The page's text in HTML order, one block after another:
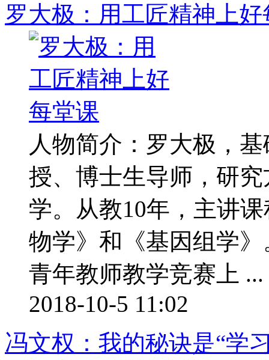
罗大极：用工匠精神上
人物简介：罗大极，
授、博士生导师，研
学。从教10年，主讲
物学》和《基因组学
青年教师教学竞赛上 ...
2018-10-5 11:02
冯文权：我的秘诀是“学